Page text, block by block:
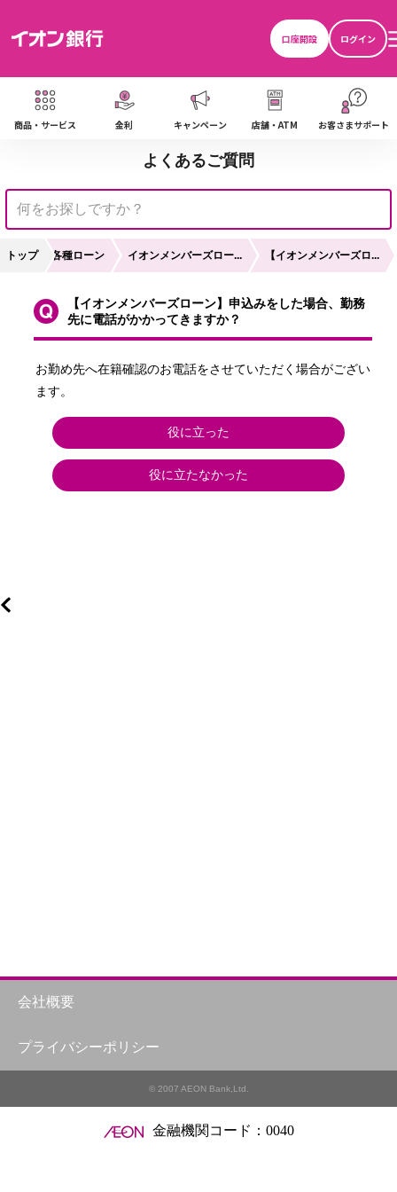
口座開設
ログイン
商品・サービス 金利 キャンペーン 店舗・ATM お客さまサポート
よくあるご質問
トップ 各種ローン イオンメンバーズロー... 【イオンメンバーズロ...
【イオンメンバーズローン】申込みをした場合、勤務
先に電話がかかってきますか？
お勤め先へ在籍確認のお電話をさせていただく場合がござい
ます。
役に立った
役に立たなかった
会社概要
プライバシーポリシー
© 2007 AEON Bank,Ltd.
金融機関コード：0040